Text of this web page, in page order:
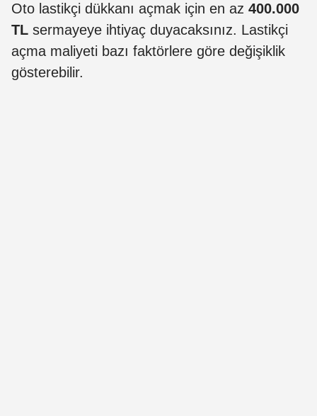
Oto lastikçi dükkanı açmak için en az 400.000
TL sermayeye ihtiyaç duyacaksınız. Lastikçi
açma maliyeti bazı faktörlere göre değişiklik
gösterebilir.